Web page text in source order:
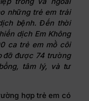
những trẻ em trải
bệnh. Đến thời
dịch Em Không
ca trẻ em mồ côi
đỡ được 74 trường
tâm lý, và tư
hợp trẻ em có